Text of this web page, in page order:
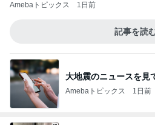
Amebaトピックス 1日前
記事を読
大地震のニュースを見
Amebaトピックス 1日前